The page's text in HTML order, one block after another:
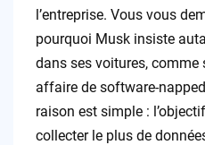
l’entreprise. Vous vous
pourquoi Musk insiste
dans ses voitures, comme
affaire de software-
raison est simple :
collecter le plus de